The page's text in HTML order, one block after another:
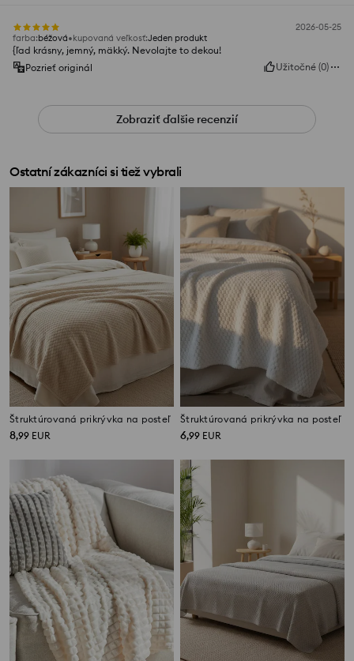
2026-05-25
farba:béžová kupovaná veľkosť:Jeden produkt
{ľad krásny, jemný, mäkký. Nevolajte to dekou!
Pozrieť originál
Užitočné (0)
Zobraziť ďalšie recenzií
Ostatní zákazníci si tiež vybrali
Štruktúrovaná prikrývka na posteľ
8,99 EUR
Štruktúrovaná prikrývka na posteľ
6,99 EUR